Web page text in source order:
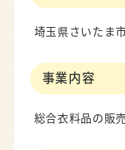
埼玉県さいたま
事業内容
総合衣料品の販売